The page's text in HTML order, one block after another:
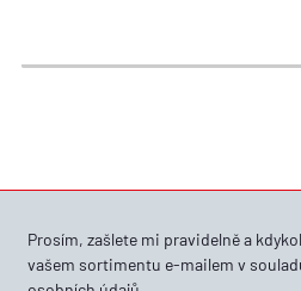
Prosím, zašlete mi pravidelně a
vašem sortimentu e-mailem v